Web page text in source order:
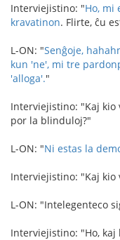
Interviejistino: "Ho, mi
kravatinon. Flirte, ĉu
L-ON: "Senĝoje,
kun 'ne', mi tre
'alloga'."
Interviejistino: "Kaj kio
por la blinduloj?"
L-ON: "Ni estas la
Interviejistino: "Kaj kio
L-ON: "Intelegenteco
Interviejistino: "Ho, kaj